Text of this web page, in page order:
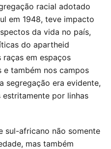
racial adotado
em 1948, teve impacto
da vida no país,
do apartheid
raças em espaços
e também nos campos
segregação era evidente,
por linhas
sul-africano não somente
mas também